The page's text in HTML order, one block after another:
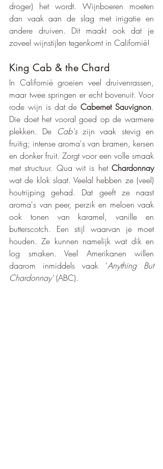
droger) het wordt. Wijnboeren moeten
dan vaak aan de slag met irrigatie en
andere druiven. Dit maakt ook dat je
zoveel wijnstijlen tegenkomt in Californië!
King Cab & the Chard
In Californië groeien veel druivenrassen,
maar twee springen er echt bovenuit. Voor
rode wijn is dat de Cabernet Sauvignon.
Die doet het vooral goed op de warmere
plekken. De Cab's zijn vaak stevig en
fruitig; intense aroma's van bramen, kersen
en donker fruit. Zorgt voor een volle smaak
met structuur. Qua wit is het Chardonnay
wat de klok slaat. Veelal hebben ze (veel)
houtrijping gehad. Dat geeft ze naast
aroma's van peer, perzik en meloen vaak
ook tonen van karamel, vanille en
butterscotch. Een stijl waarvan je moet
houden. Ze kunnen namelijk wat dik en
log smaken. Veel Amerikanen willen
daarom inmiddels vaak 'Anything But
Chardonnay' (ABC).